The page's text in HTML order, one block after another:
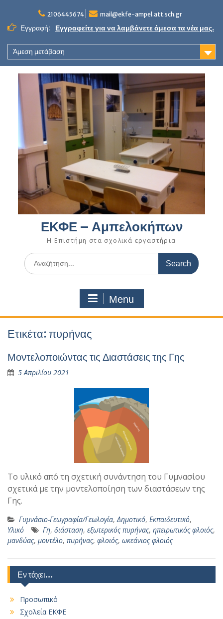
content
2106445674 mail@ekfe-ampel.att.sch.gr
Εγγραφή: Εγγραφείτε για να λαμβάνετε άμεσα τα νέα μας.
Άμεση μετάβαση
ΕΚΦΕ – Αμπελοκήπων
Η Επιστήμη στα σχολικά εργαστήρια
Search
for:
Menu
Ετικέτα: πυρήνας
Μοντελοποιώντας τις Διαστάσεις της Γης
5 Απριλίου 2021
Το υλικό από τη σχετική συνάντηση του Γυμνασίου
σχετικά με την μοντελοποίηση των διαστάσεων της
Γης.
Γυμνάσιο-Γεωγραφία/Γεωλογία,Δημοτικό, Εκπαιδευτικό,
Υλικό
Γη, διάσταση, εξωτερικός πυρήνας, ηπειρωτικός φλοιός,
μανδύας, μοντέλο, πυρήνας, φλοιός, ωκεάνιος φλοιός
Εν τάχει…
Προσωπικό
Σχολεία ΕΚΦΕ